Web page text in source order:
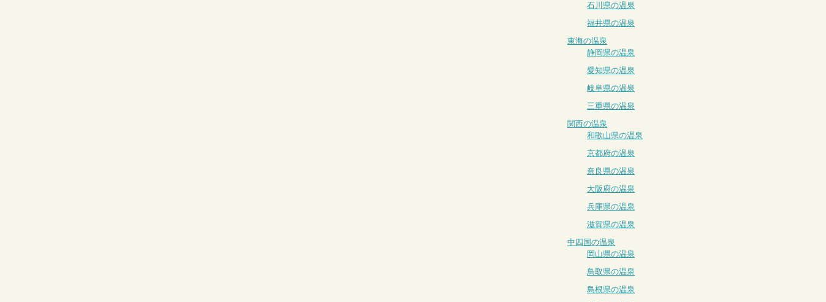
石川県の温泉
福井県の温泉
東海の温泉
静岡県の温泉
愛知県の温泉
岐阜県の温泉
三重県の温泉
関西の温泉
和歌山県の温泉
京都府の温泉
奈良県の温泉
大阪府の温泉
兵庫県の温泉
滋賀県の温泉
中四国の温泉
岡山県の温泉
鳥取県の温泉
島根県の温泉